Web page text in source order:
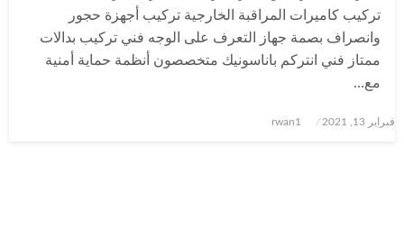
تركيب كاميرات المراقبة الخارجية تركيب أجهزة حجور
وانصراف بصمة جهاز التعرف على الوجه فني تركيب بدالات
ممتاز فني انتركم باناسونيك متخصصون أنظمة حماية أمنية
مع…
نُشر
فبراير 13, 2021 rwan1